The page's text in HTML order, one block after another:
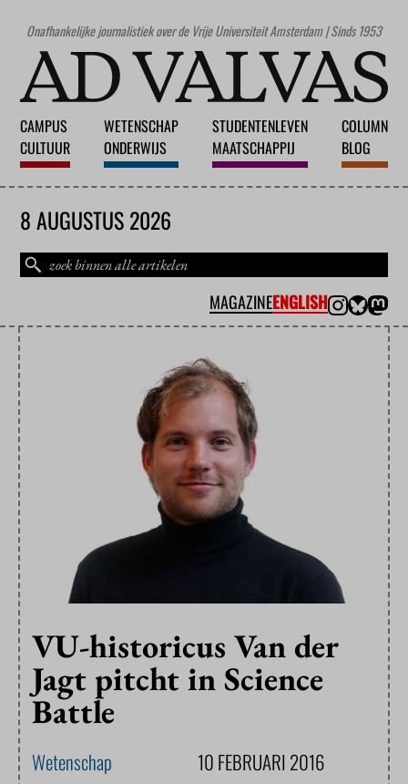
Onafhankelijke journalistiek over de Vrije Universiteit Amsterdam | Sinds 1953
CAMPUS
CULTUUR
WETENSCHAP
ONDERWIJS
STUDENTENLEVEN
MAATSCHAPPIJ
COLUMN
BLOG
8 AUGUSTUS 2026
MAGAZINEENGLISH
VU-historicus Van der
Jagt pitcht in Science
Battle
Wetenschap 10 FEBRUARI 2016